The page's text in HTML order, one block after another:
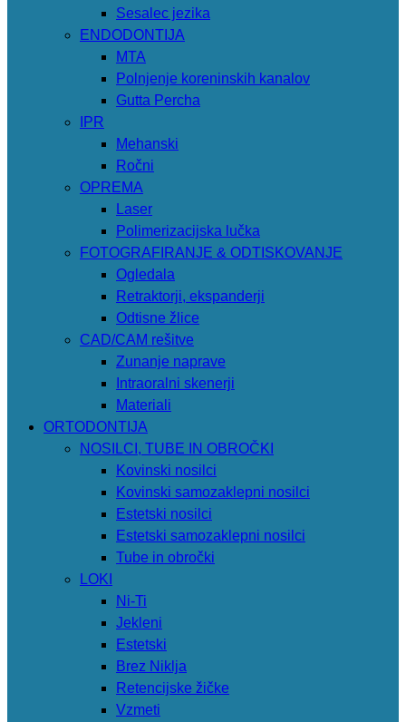
Sesalec jezika
ENDODONTIJA
MTA
Polnjenje koreninskih kanalov
Gutta Percha
IPR
Mehanski
Ročni
OPREMA
Laser
Polimerizacijska lučka
FOTOGRAFIRANJE & ODTISKOVANJE
Ogledala
Retraktorji, ekspanderji
Odtisne žlice
CAD/CAM rešitve
Zunanje naprave
Intraoralni skenerji
Materiali
ORTODONTIJA
NOSILCI, TUBE IN OBROČKI
Kovinski nosilci
Kovinski samozaklepni nosilci
Estetski nosilci
Estetski samozaklepni nosilci
Tube in obročki
LOKI
Ni-Ti
Jekleni
Estetski
Brez Niklja
Retencijske žičke
Vzmeti